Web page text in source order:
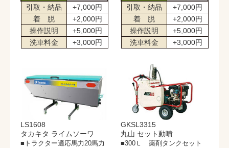
引取・納品
+7,000円
着 脱
+2,000円
操作説明
+5,000円
洗車料金
+3,000円
引取・納品
+7,000円
着 脱
+2,000円
操作説明
+5,000円
洗車料金
+3,000円
LS1608
タカキタ ライムソーワ
■トラクター適応馬力20馬力
GKSL3315
丸山 セット動噴
■300Ｌ 薬剤タンクセット